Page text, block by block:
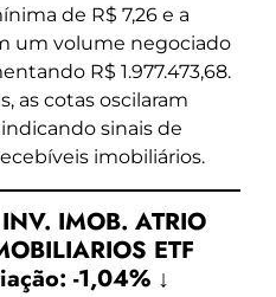
de R$ 7,26 e a
um volume negociado
R$ 1.977.473,68.
as cotas oscilaram
indicando sinais de
imobiliários.
IMOB. ATRIO
ETF
-1,04% ↓